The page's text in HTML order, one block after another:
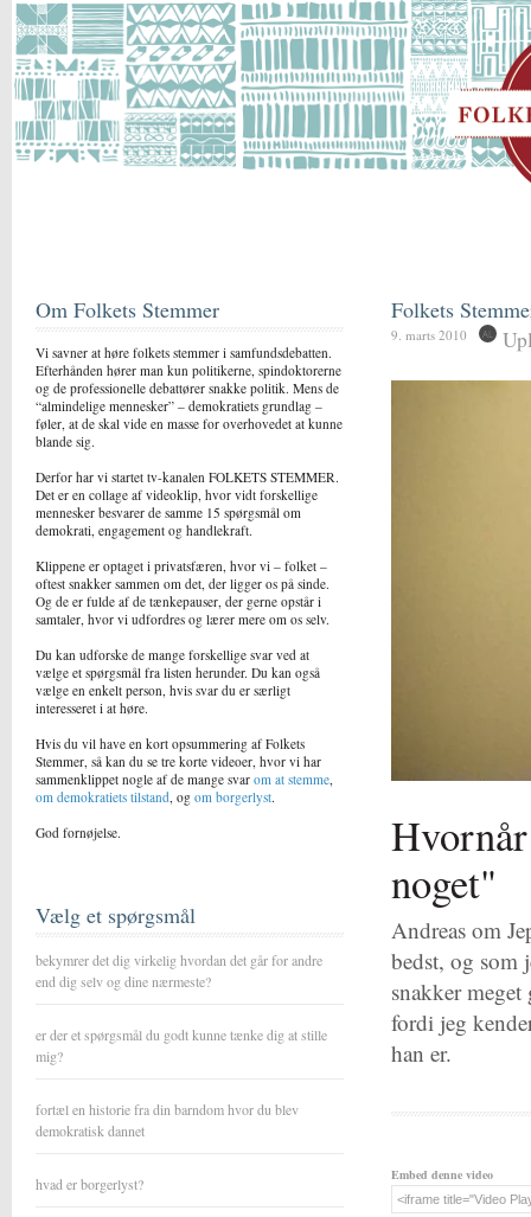
Om Folkets Stemmer
Vi savner at høre folkets stemmer i samfundsdebatten.
Efterhånden hører man kun politikerne, spindoktorerne
og de professionelle debattører snakke politik. Mens de
“almindelige mennesker” – demokratiets grundlag –
føler, at de skal vide en masse for overhovedet at kunne
blande sig.
Derfor har vi startet tv-kanalen FOLKETS STEMMER.
Det er en collage af videoklip, hvor vidt forskellige
mennesker besvarer de samme 15 spørgsmål om
demokrati, engagement og handlekraft.
Klippene er optaget i privatsfæren, hvor vi – folket –
oftest snakker sammen om det, der ligger os på sinde.
Og de er fulde af de tænkepauser, der gerne opstår i
samtaler, hvor vi udfordres og lærer mere om os selv.
Du kan udforske de mange forskellige svar ved at
vælge et spørgsmål fra listen herunder. Du kan også
vælge en enkelt person, hvis svar du er særligt
interesseret i at høre.
Hvis du vil have en kort opsummering af Folkets
Stemmer, så kan du se tre korte videoer, hvor vi har
sammenklippet nogle af de mange svar om at stemme,
om demokratiets tilstand, og om borgerlyst.
God fornøjelse.
Vælg et spørgsmål
bekymrer det dig virkelig hvordan det går for andre
end dig selv og dine nærmeste?
er der et spørgsmål du godt kunne tænke dig at stille
mig?
fortæl en historie fra din barndom hvor du blev
demokratisk dannet
hvad er borgerlyst?
Folkets
9. marts 2010
noget"
Andreas om
bedst, og som
snakker
fordi jeg
han er.
Embed denne video